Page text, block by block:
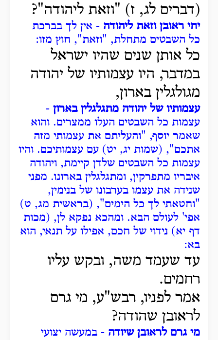
(דברים לג, ז) "וזאת ליהודה"?
יחי ראובן וזאת ליהודה - אין לך בברכת
כל השבטים מתחלת, "וזאת", חוץ מזו:
כל אותן שנים שהיו ישראל
במדבר, היו עצמותיו של יהודה
מגולגלין בארון,
עצמותיו של יהודה מתגלגלין בארון -
עצמות כל השבטים העלו ממצרים. והוא
שאמר יוסף, "והעליתם את עצמותי מזה
אתכם", (שמות יג, יט) עם עצמותיכם. והיו
עצמות כל השבטים שלדן קיימת, ויהודה
איבריו מתפרקין, ומתגלגלין בארונו. מפני
שנידה את עצמו בערבונו של בנימין,
"וחטאתי לך כל הימים", (בראשית מג, ט)
אפי' לעולם הבא. ומהכא נפקא לן, (מכות
דף יא) נידוי של חכם, אפילו על תנאי, הוא
בא:
עד שעמד משה, ובקש עליו
רחמים.
אמר לפניו, רבש"ע, מי גרם
לראובן שהודה?
מי גרם לראובן שיודה - במעשה יצועי